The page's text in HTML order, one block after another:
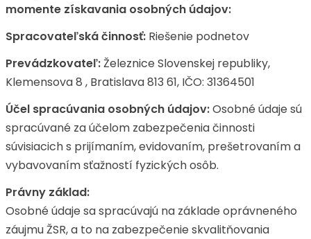
momente získavania osobných údajov:
Spracovateľská činnosť: Riešenie podnetov
Prevádzkovateľ:Železnice Slovenskej republiky,
Klemensova 8 , Bratislava 813 61, IČO: 31364501
Účel spracúvania osobných údajov:Osobné údaje sú
spracúvané za účelom zabezpečenia činnosti
súvisiacich s prijímaním, evidovaním, prešetrovaním a
vybavovaním sťažností fyzických osôb.
Právny základ:
Osobné údaje sa spracúvajú na základe oprávneného
záujmu ŽSR, a to na zabezpečenie skvalitňovania